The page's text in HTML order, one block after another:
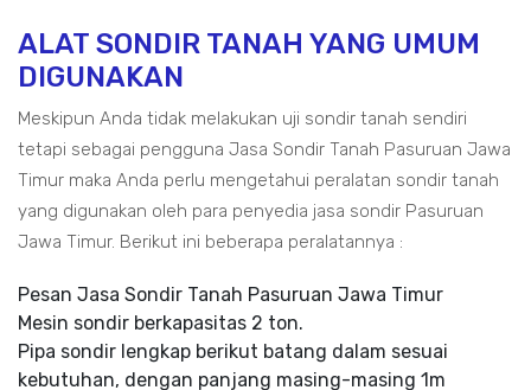
ALAT SONDIR TANAH YANG UMUM
DIGUNAKAN
Meskipun Anda tidak melakukan uji sondir tanah sendiri
tetapi sebagai pengguna Jasa Sondir Tanah Pasuruan Jawa
Timur maka Anda perlu mengetahui peralatan sondir tanah
yang digunakan oleh para penyedia jasa sondir Pasuruan
Jawa Timur. Berikut ini beberapa peralatannya :
Pesan Jasa Sondir Tanah Pasuruan Jawa Timur
Mesin sondir berkapasitas 2 ton.
Pipa sondir lengkap berikut batang dalam sesuai
kebutuhan, dengan panjang masing-masing 1m